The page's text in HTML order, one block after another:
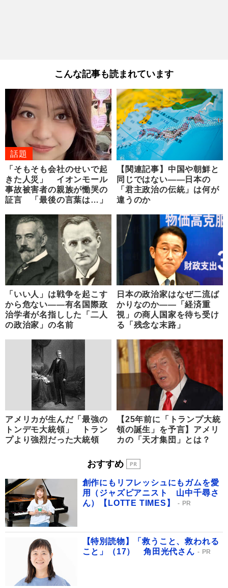
こんな記事も読まれています
話題
「そもそも会社のせいで起
きた人災」 イオンモール
事故被害者の親族が慟哭の
証言 「最後の言葉は…」
【関連記事】中国や朝鮮と
同じではない――日本の
「君主政治の伝統」は何が
違うのか
「いい人」は戦争を起こす
から危ない――有名国際政
治学者が名指しした「二人
の政治家」の名前
日本の政治家はなぜ二流ば
かりなのか――「経済重
視」の商人国家を待ち受け
る「残念な末路」
アメリカが生んだ「最強の
トンデモ大統領」 トラン
プより強烈だった大統領
【25年前に「トランプ大統
領の誕生」を予言】アメリ
カの「天才集団」とは？
おすすめ
創作にもリフレッシュにもガムを愛
用（ジャズピアニスト 山中千尋さ
ん）【LOTTE TIMES】
PR
【特別読物】「救うこと、救われる
こと」（17） 角田光代さん
PR